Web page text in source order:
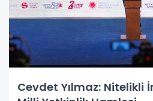
Cevdet Yılmaz: Nitelikli